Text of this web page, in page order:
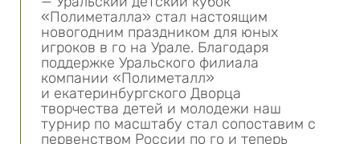
«Полиметалла» стал настоящим
новогодним праздником для юных
игроков в го на Урале. Благодаря
поддержке Уральского филиала
компании «Полиметалл»
и екатеринбургского Дворца
творчества детей и молодежи наш
турнир по масштабу стал сопоставим с
первенством России по го и теперь